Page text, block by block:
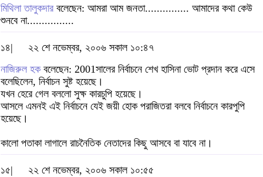
মিথিলা তালুকদার বলেছেন: আমরা আম জনতা............... আমাদের কথা কেউ
শুনবে না................
১৪|
২২ শে নভেম্বর, ২০০৬ সকাল ১০:৪৭
নাজিরুল হকবলেছেন: 2001সালের নির্বাচনে শেখ হাসিনা ভোট প্রদান করে এসে
বলেছিলেন, নির্বাচন সুষ্ট হয়েছে।
যখন হেরে গেল বললো সুক্ষ কারচুপি হয়েছে।
আসলে এমনই এই নির্বাচনে যেই জয়ী হোক পরাজিতরা বলবে নির্বাচনে কারপুপি
হয়েছে।
কালো পতাকা লাগালে রাচনৈতিক নেতাদের কিছু আসবে বা যাবে না।
১৫|
২২ শে নভেম্বর, ২০০৬ সকাল ১০:৫৫